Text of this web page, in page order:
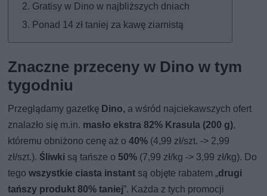
Gratisy w Dino w najbliższych dniach
Ponad 14 zł taniej za kawę ziarnistą
Znaczne przeceny w Dino w tym
tygodniu
Przeglądamy gazetkę Dino, a wśród najciekawszych ofert
znalazło się m.in. masło ekstra 82% Krasula (200 g),
któremu obniżono cenę aż o40% (4,99 zł/szt. -> 2,99
zł/szt.). Śliwki są tańsze o 50% (7,99 zł/kg -> 3,99 zł/kg). Do
tegowszystkie ciasta instant są objęte rabatem „drugi
tańszy produkt 80% taniej”. Każda z tych promocji